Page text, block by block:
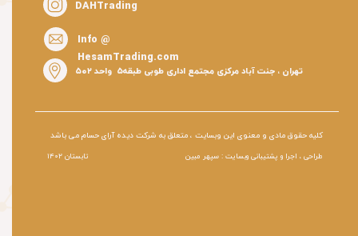
DAHTrading
Info @
HesamTrading.com
تهران ، جنت آباد مرکزی مجتمع اداری طوبی طبقه۵ واحد ۵۰۲
کلیه حقوق مادی و معنوی این وبسایت ، متعلق به شرکت دیده آرای حسام می باشد
طراحی ، اجرا و پشتیبانی وبسایت : سپهر مبین تابستان ۱۴۰۲